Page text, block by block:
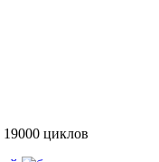
19000 циклов